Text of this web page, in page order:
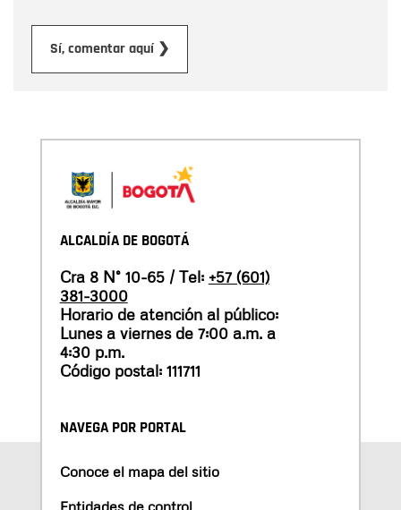
Sí, comentar aquí ❯
ALCALDÍA DE BOGOTÁ
Cra 8 N° 10-65 / Tel: +57 (601)
381-3000
Horario de atención al público:
Lunes a viernes de 7:00 a.m. a
4:30 p.m.
Código postal: 111711
NAVEGA POR PORTAL
Conoce el mapa del sitio
Entidades de control